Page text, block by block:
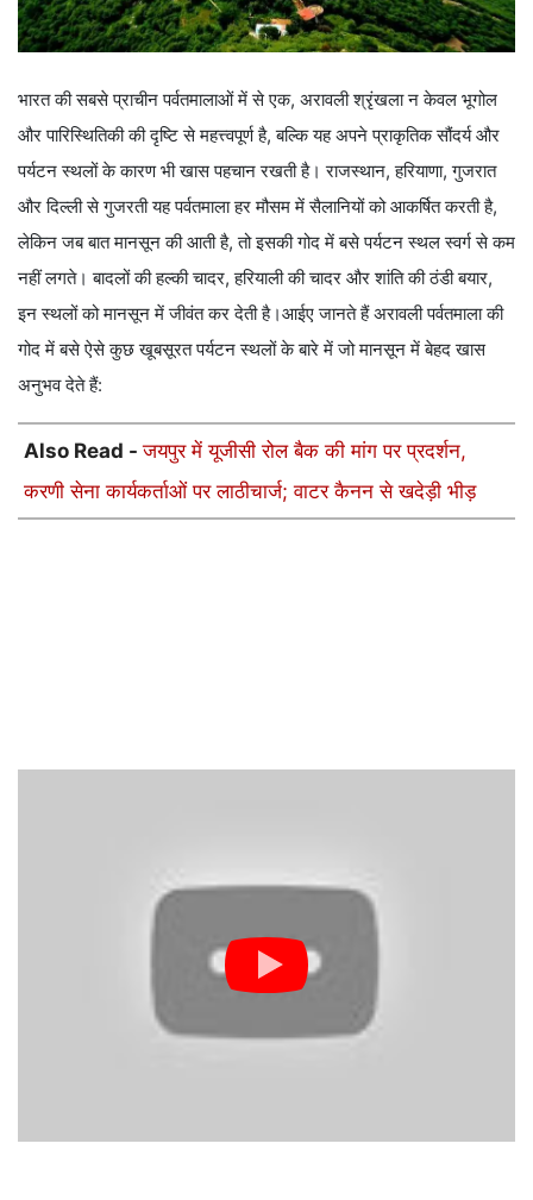
भारत की सबसे प्राचीन पर्वतमालाओं में से एक, अरावली श्रृंखला न केवल भूगोल
और पारिस्थितिकी की दृष्टि से महत्त्वपूर्ण है, बल्कि यह अपने प्राकृतिक सौंदर्य और
पर्यटन स्थलों के कारण भी खास पहचान रखती है। राजस्थान, हरियाणा, गुजरात
और दिल्ली से गुजरती यह पर्वतमाला हर मौसम में सैलानियों को आकर्षित करती है,
लेकिन जब बात मानसून की आती है, तो इसकी गोद में बसे पर्यटन स्थल स्वर्ग से कम
नहीं लगते। बादलों की हल्की चादर, हरियाली की चादर और शांति की ठंडी बयार,
इन स्थलों को मानसून में जीवंत कर देती है।आईए जानते हैं अरावली पर्वतमाला की
गोद में बसे ऐसे कुछ खूबसूरत पर्यटन स्थलों के बारे में जो मानसून में बेहद खास
अनुभव देते हैं:
Also Read -जयपुर में यूजीसी रोल बैक की मांग पर प्रदर्शन,
करणी सेना कार्यकर्ताओं पर लाठीचार्ज; वाटर कैनन से खदेड़ी भीड़